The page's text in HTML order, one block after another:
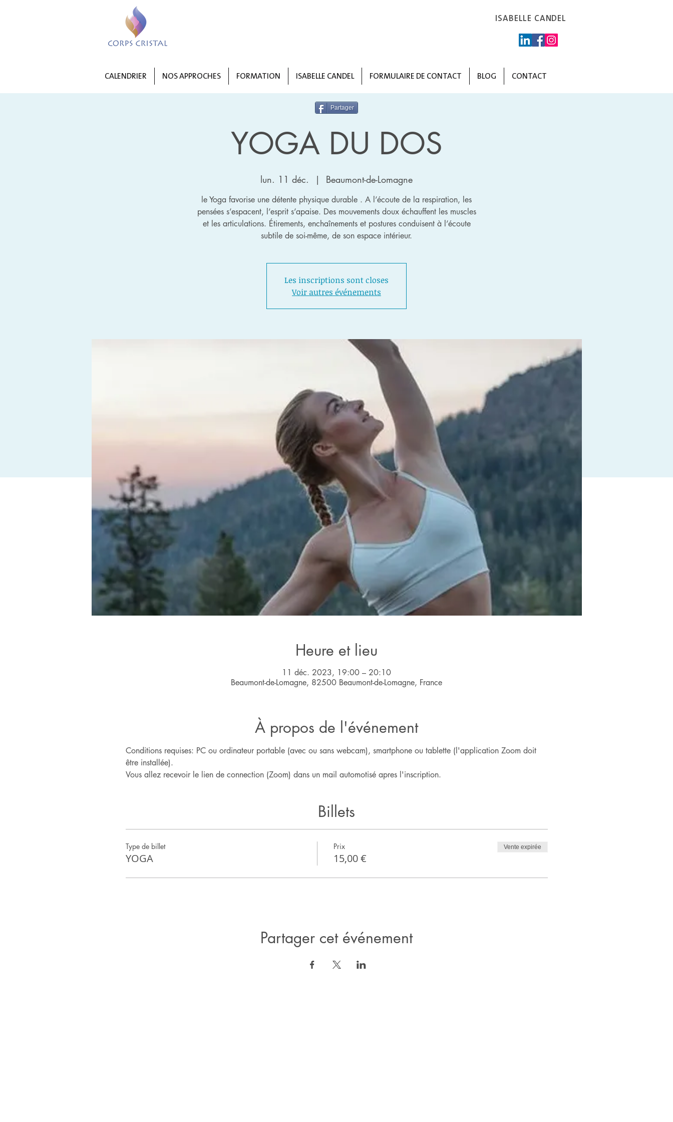
ISABELLE CANDEL
CALENDRIER NOS APPROCHES FORMATION ISABELLE CANDEL FORMULAIRE DE CONTACT BLOG CONTACT
YOGA DU DOS
lun. 11 déc.
  |
Beaumont-de-Lomagne
le Yoga favorise une détente physique durable . A l’écoute de la respiration, les
pensées s’espacent, l’esprit s’apaise. Des mouvements doux échauffent les muscles
et les articulations. Étirements, enchaînements et postures conduisent à l’écoute
subtile de soi-même, de son espace intérieur.
Les inscriptions sont closes
Voir autres événements
Heure et lieu
11 déc. 2023, 19:00 – 20:10
Beaumont-de-Lomagne, 82500 Beaumont-de-Lomagne, France
À propos de l'événement
Conditions requises: PC ou ordinateur portable (avec ou sans webcam), smartphone ou tablette (l'application Zoom doit
être installée).
Vous allez recevoir le lien de connection (Zoom) dans un mail automotisé apres l'inscription.
Billets
Type de billet
YOGA
Prix
15,00 €
Vente expirée
Partager cet événement
Partager